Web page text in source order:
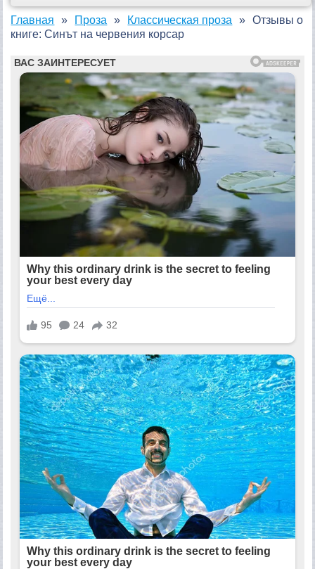
Главная Проза Классическая проза
Отзывы о
книге: Синът на червения корсар